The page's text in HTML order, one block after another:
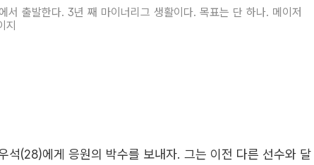
서 출발한다. 3년 째 마이너리그 생활이다. 목표는 단 하나. 메이저
지
석(28)에게 응원의 박수를 보내자. 그는 이전 다른 선수와 달